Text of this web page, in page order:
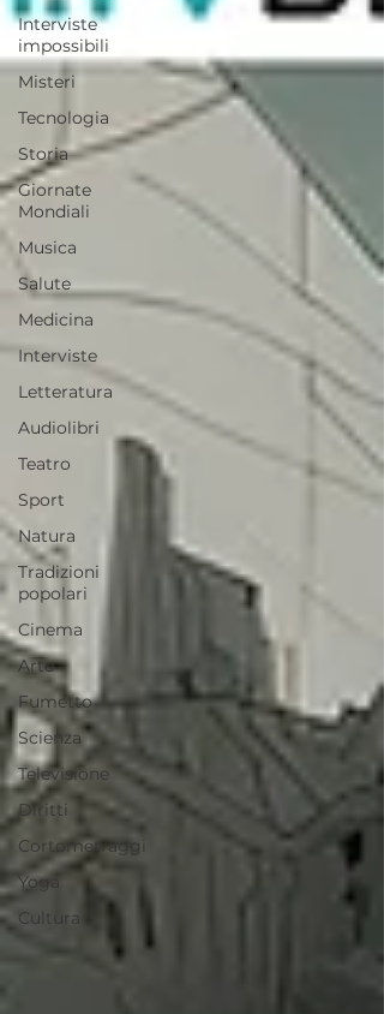
Interviste
impossibili
Misteri
Tecnologia
Storia
Giornate
Mondiali
Musica
Salute
Medicina
Interviste
Letteratura
Audiolibri
Teatro
Sport
Natura
Tradizioni
popolari
Cinema
Arte
Fumetto
Scienza
Televisione
Diritti
Cortometraggi
Yoga
Cultura